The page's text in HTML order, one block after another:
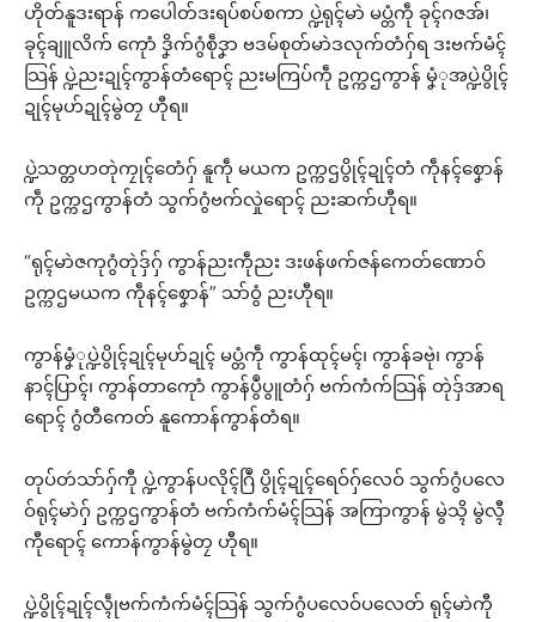
ဟိုတ်နူဒးရာန် ကပေါတ်ဒးရပ်စပ်စကာ ပ္ဍဲရုၚ်မာဲ မပ္တံကဵု ခုၚ်ဂဇအ်၊
ခုၚ်ချူလိက် ကေုာံ ဒၞိက်ဂွံစဵုဒၞာ ဗဒမ်စုတ်မာဲဒလုက်တံဂှ်ရ ဒးဗက်မံၚ်
သြန် ပ္ဍဲညးဍုၚ်ကွာန်တံရောၚ် ညးမကြပ်ကဵု ဥက္ကဌကွာန် မၞံုအပ္ဍဲပွိုၚ်
ဍုၚ်မုဟ်ဍုၚ်မွဲတၠ ဟီုရ။
ပ္ဍဲသတ္တဟတုဲကၠုၚ်တေံဂှ် နူကဵု မယက ဥက္ကဌပွိုၚ်ဍုၚ်တံ ကဵုနၚ်စၞောန်
ကဵု ဥက္ကဌကွာန်တံ သွက်ဂွံဗက်လှုဲရောၚ် ညးဆက်ဟီုရ။
“ရုၚ်မာဲဇကုဂွံတုဲဒှ်ဂှ် ကွာန်ညးကဵုညး ဒးဖန်ဖက်ဇန်ကေတ်ဏောဝ်
ဥက္ကဌမယက ကဵုနၚ်စၞောန်” သာ်ဝွံ ညးဟီုရ။
ကွာန်မၞံုပ္ဍဲပွိုၚ်ဍုၚ်မုဟ်ဍုၚ် မပ္တံကဵု ကွာန်ထုၚ်မၚ်၊ ကွာန်ခဗုဲ၊ ကွာန်
နာၚ်ပြာၚ်၊ ကွာန်တာကေုာံ ကွာန်ပွဳပွူတံဂှ် ဗက်ကံက်သြန် တုဲဒှ်အာရ
ရောၚ် ဂွံတီကေတ် နူကောန်ကွာန်တံရ။
တုပ်တဴသာ်ဂှ်ကီု ပ္ဍဲကွာန်ပလိုၚ်ဂြဳ ပွိုၚ်ဍုၚ်ရေဝ်ဂှ်လေဝ် သွက်ဂွံပလေ
ဝ်ရုၚ်မာဲဂှ် ဥက္ကဌကွာန်တံ ဗက်ကံက်မံၚ်သြန် အကြာကွာန် မွဲသ္ၚိ မွဲလ္ၚီ
ကီုရောၚ် ကောန်ကွာန်မွဲတၠ ဟီုရ။
ပ္ဍဲပွိုၚ်ဍုၚ်လ္ၚဵုဗက်ကံက်မံၚ်သြန် သွက်ဂွံပလေဝ်ပလေတ် ရုၚ်မာဲကီု